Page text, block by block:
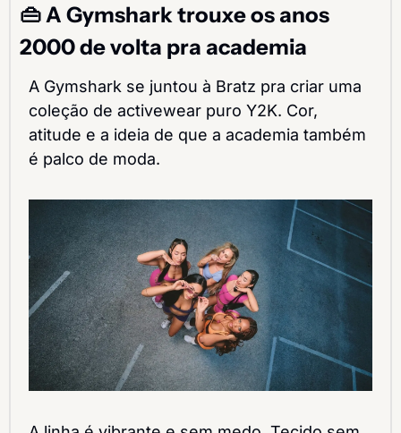
👜 A Gymshark trouxe os anos
2000 de volta pra academia
A Gymshark se juntou à Bratz pra criar uma
coleção de activewear puro Y2K. Cor,
atitude e a ideia de que a academia também
é palco de moda.